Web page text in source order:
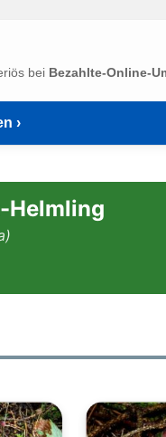
bei Bezahlte-Online-
›
Helmling